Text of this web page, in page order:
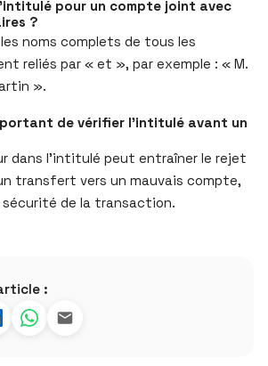
pour un compte joint avec
?
noms complets de tous les
reliés par « et », par exemple : « M.
».
de vérifier l’intitulé avant un
dans l’intitulé peut entraîner le rejet
transfert vers un mauvais compte,
de la transaction.
: